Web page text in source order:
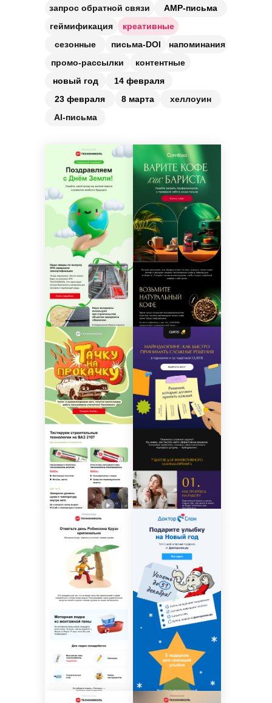
запрос обратной связи
АМР-письма
геймификация
креативные
сезонные
письма-DOI
напоминания
промо-рассылки
контентные
новый год
14 февраля
23 февраля
8 марта
хеллоуин
AI-письма